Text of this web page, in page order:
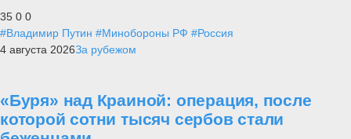
35 0 0
#Владимир Путин #Минобороны РФ #Россия
4 августа 2026За рубежом
«Буря» над Краиной: операция, после
которой сотни тысяч сербов стали